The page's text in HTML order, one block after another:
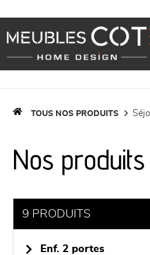
TOUS NOS PRODUITS
Nos
9 PRODUITS
enf. 2 portes